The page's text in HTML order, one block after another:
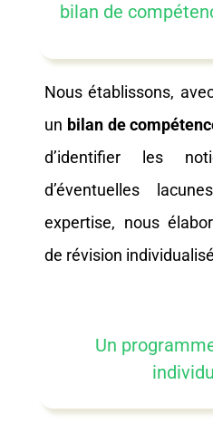
Nous établissons,
un bilan de
d’identifier les
d’éventuelles
expertise, nous
de révision
bilan de
Un